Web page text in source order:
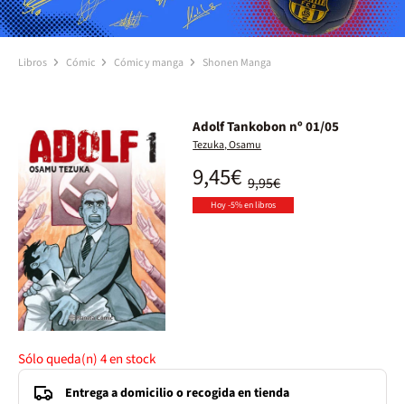
Libros Cómic Cómic y manga Shonen Manga
Adolf Tankobon nº 01/05
Tezuka, Osamu
9,95€
9,45€
Hoy -5% en libros
Sólo queda(n)4en stock
Entrega a domicilio o recogida en tienda